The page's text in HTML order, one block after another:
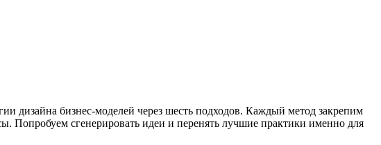
дизайна бизнес-моделей через шесть подходов. Каждый метод закрепим
сгенерировать идеи и перенять лучшие практики именно для